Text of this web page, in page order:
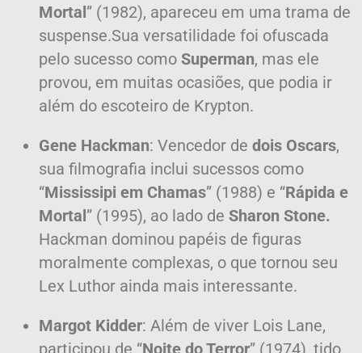
Mortal” (1982), apareceu em uma trama de
suspense.Sua versatilidade foi ofuscada
pelo sucesso como Superman, mas ele
provou, em muitas ocasiões, que podia ir
além do escoteiro de Krypton.
Gene Hackman: Vencedor de dois Oscars,
sua filmografia inclui sucessos como
“Mississipi em Chamas” (1988) e “Rápida e
Mortal” (1995), ao lado de Sharon Stone.
Hackman dominou papéis de figuras
moralmente complexas, o que tornou seu
Lex Luthor ainda mais interessante.
Margot Kidder: Além de viver Lois Lane,
participou de “Noite do Terror” (1974), tido